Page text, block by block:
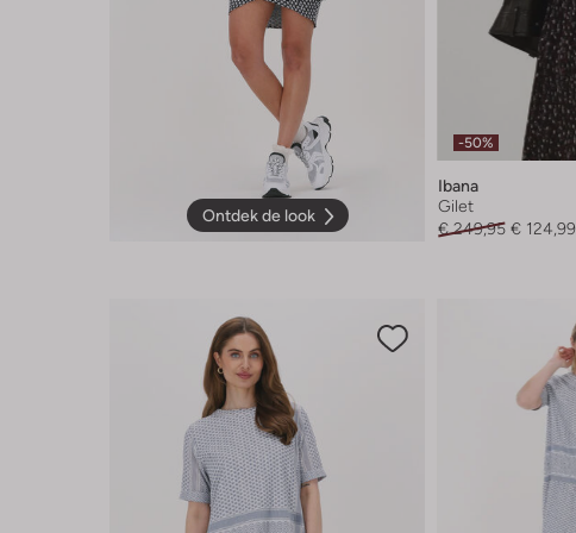
Ontdek de look
-50%
Ibana
Gilet
€ 249,95 € 124,99